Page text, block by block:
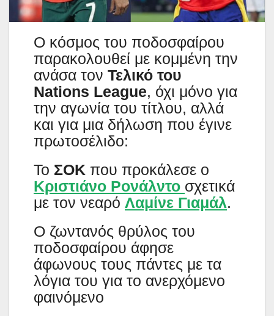
Ο κόσμος του ποδοσφαίρου
παρακολουθεί με κομμένη την
ανάσα τον Τελικό του
Nations League, όχι μόνο για
την αγωνία του τίτλου, αλλά
και για μια δήλωση που έγινε
πρωτοσέλιδο:
Το ΣΟΚ που προκάλεσε ο
Κριστιάνο Ρονάλντο σχετικά
με τον νεαρό Λαμίνε Γιαμάλ.
Ο ζωντανός θρύλος του
ποδοσφαίρου άφησε
άφωνους τους πάντες με τα
λόγια του για το ανερχόμενο
φαινόμενο